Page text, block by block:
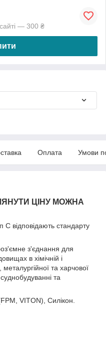
— 300 ₴
Оплата Умови
ЦІНУ МОЖНА
відповідають стандарту
з'єднання для
в хімічній і
та харчової
та
VITON), Силікон.